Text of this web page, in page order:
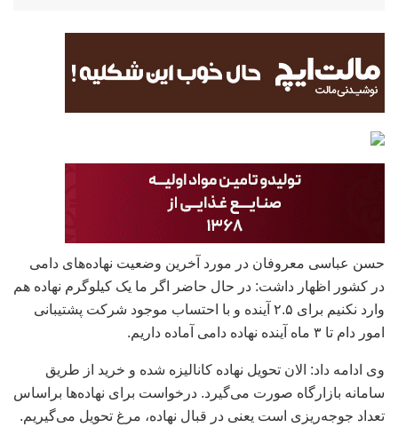
حسن عباسی معروفان در مورد آخرین وضعیت نهاده‌های دامی
در کشور اظهار داشت: در حال حاضر اگر ما یک کیلوگرم نهاده هم
وارد نکنیم برای ۲.۵ آینده و با احتساب موجود شرکت پشتیبانی
امور دام تا ۳ ماه آینده نهاده دامی آماده داریم.
وی ادامه داد: الان تحویل نهاده کانالیزه شده و خرید از طریق
سامانه بازارگاه صورت می‌گیرد. درخواست برای نهاده‌ها براساس
تعداد جوجه‌ریزی است یعنی در قبال نهاده، مرغ تحویل می‌گیریم.